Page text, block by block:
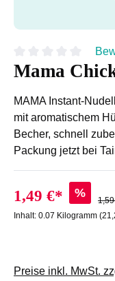
Durchschnittliche
Mama
MAMA Instant-
mit aromatischem
Becher, schnell
Packung jetzt bei
1,49 €* %
Inhalt: 0.07 Kilogramm
Preise inkl. MwSt.